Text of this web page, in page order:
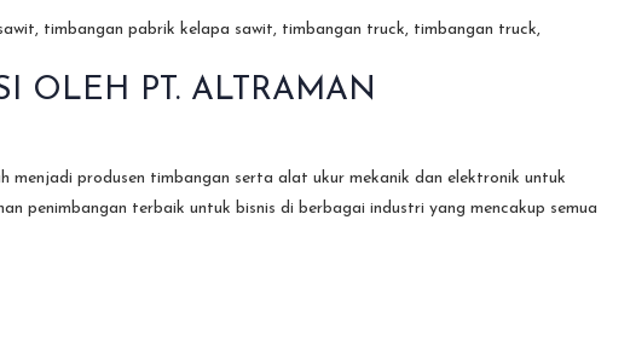
OLEH PT. ALTRAMAN
produsen timbangan serta alat ukur mekanik dan elektronik untuk
penimbangan terbaik untuk bisnis di berbagai industri yang mencakup semua